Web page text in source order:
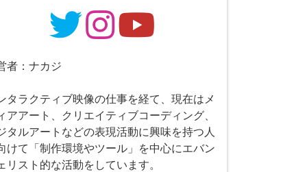
者：ナカジ
タラクティブ映像の仕事を経て、現在はメ
アアート、クリエイティブコーディング、
タルアートなどの表現活動に興味を持つ人
けて「制作環境やツール」を中心にエバン
リスト的な活動をしています。